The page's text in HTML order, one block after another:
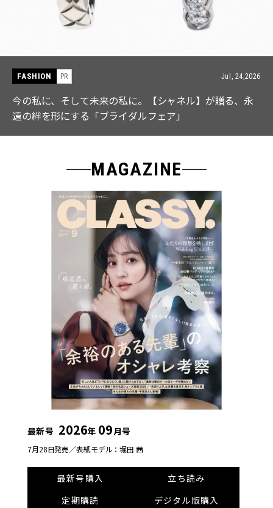
FASHION Jul, 15,2026
【ICB】人気インフルエンサーと共同制作! 週5で着たく
なる「名品ブラウス」２選
MAGAZINE
最新号 2026年 09月号
7月28日発売／表紙モデル：堀田 茜
最新号購入
立ち読み
定期購読
デジタル版購入